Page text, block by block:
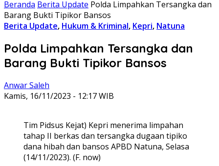
Beranda Berita Update Polda Limpahkan Tersangka dan
Barang Bukti Tipikor Bansos
Berita Update, Hukum & Kriminal, Kepri, Natuna
Polda Limpahkan Tersangka dan
Barang Bukti Tipikor Bansos
Anwar Saleh
Kamis, 16/11/2023 - 12:17 WIB
Tim Pidsus Kejat) Kepri menerima limpahan
tahap II berkas dan tersangka dugaan tipiko
dana hibah dan bansos APBD Natuna, Selasa
(14/11/2023). (F. now)